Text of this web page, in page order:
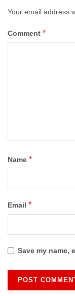
Your email address
Comment *
Name *
Email *
Save my name,